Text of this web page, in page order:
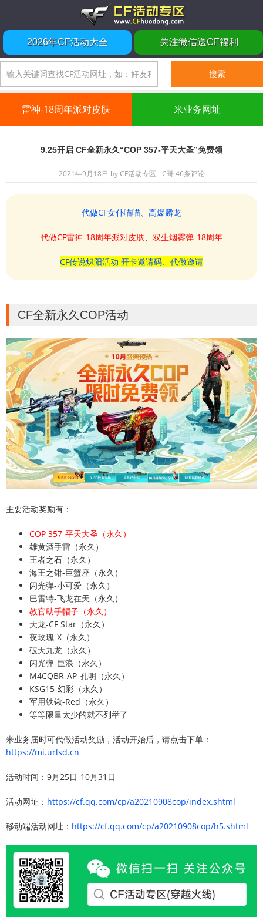
2026年CF活动大全 关注微信送CF福利
雷神-18周年派对皮肤 米业务网址
9.25开启 CF全新永久“COP 357-平天大圣”免费领
2021年9月18日 byCF活动专区 - C哥 46条评论
代做CF女仆喵喵、高爆麟龙
代做CF雷神-18周年派对皮肤、双生烟雾弹-18周年
CF传说炽阳活动 开卡邀请码、代做邀请
CF全新永久COP活动
主要活动奖励有：
COP 357-平天大圣（永久）
雄黄酒手雷（永久）
王者之石（永久）
海王之钳-巨蟹座（永久）
闪光弹-小可爱（永久）
巴雷特-飞龙在天（永久）
教官助手帽子（永久）
天龙-CF Star（永久）
夜玫瑰-X（永久）
破天九龙（永久）
闪光弹-巨浪（永久）
M4CQBR-AP-孔明（永久）
KSG15-幻彩（永久）
军用铁锹-Red（永久）
等等限量太少的就不列举了
米业务届时可代做活动奖励，活动开始后，请点击下单：
https://mi.urlsd.cn
活动时间：9月25日-10月31日
活动网址： https://cf.qq.com/cp/a20210908cop/index.shtml
移动端活动网址： https://cf.qq.com/cp/a20210908cop/h5.shtml